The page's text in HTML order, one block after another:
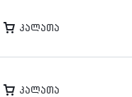
კალათა
კალათა